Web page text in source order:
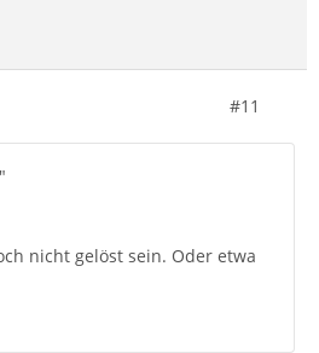
#11
nicht gelöst sein. Oder etwa